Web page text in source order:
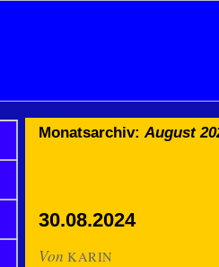
Monatsarchiv:August
30.08.2024
Von KARIN